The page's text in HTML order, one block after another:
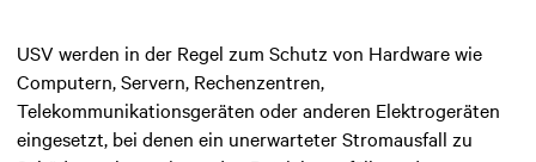
USV werden in der Regel zum Schutz von Hardware wie
Computern, Servern, Rechenzentren,
Telekommunikationsgeräten oder anderen Elektrogeräten
eingesetzt, bei denen ein unerwarteter Stromausfall zu